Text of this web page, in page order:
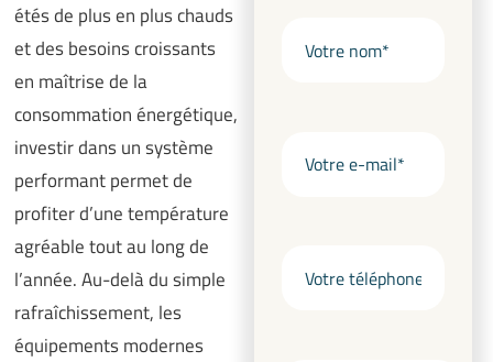
étés de plus en plus chauds
et des besoins croissants
en maîtrise de la
consommation énergétique,
investir dans un système
performant permet de
profiter d’une température
agréable tout au long de
l’année. Au-delà du simple
rafraîchissement, les
équipements modernes